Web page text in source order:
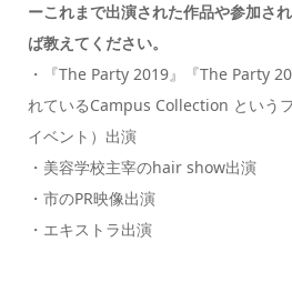
ーこれまで出演された作品や参加さ
ば教えてください。
・『The Party 2019』『The Party
れているCampus Collection という
イベント）出演
・美容学校主宰のhair show出演
・市のPR映像出演
・エキストラ出演